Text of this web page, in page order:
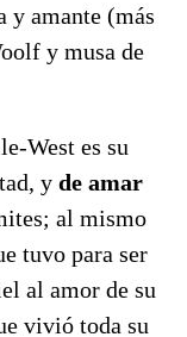
y amante (más
y musa de
West es su
y de amar
al mismo
tuvo para ser
al amor de su
vivió toda su